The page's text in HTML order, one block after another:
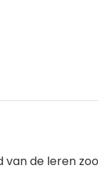
de leren